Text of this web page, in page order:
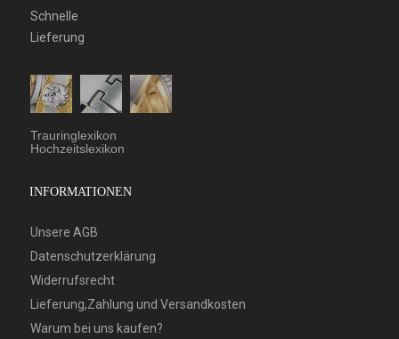
Schnelle
Lieferung
Trauringlexikon
Hochzeitslexikon
INFORMATIONEN
Unsere AGB
Datenschutzerklärung
Widerrufsrecht
Lieferung,Zahlung und Versandkosten
Warum bei uns kaufen?